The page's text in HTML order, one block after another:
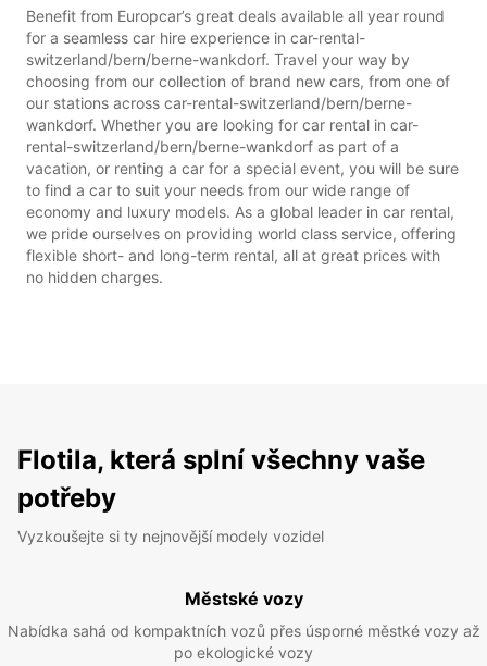
Benefit from Europcar’s great deals available all year round
for a seamless car hire experience in car-rental-
switzerland/bern/berne-wankdorf. Travel your way by
choosing from our collection of brand new cars, from one of
our stations across car-rental-switzerland/bern/berne-
wankdorf. Whether you are looking for car rental in car-
rental-switzerland/bern/berne-wankdorf as part of a
vacation, or renting a car for a special event, you will be sure
to find a car to suit your needs from our wide range of
economy and luxury models. As a global leader in car rental,
we pride ourselves on providing world class service, offering
flexible short- and long-term rental, all at great prices with
no hidden charges.
Flotila, která splní všechny vaše
potřeby
Vyzkoušejte si ty nejnovější modely vozidel
Městské vozy
Nabídka sahá od kompaktních vozů přes úsporné městké vozy až
po ekologické vozy